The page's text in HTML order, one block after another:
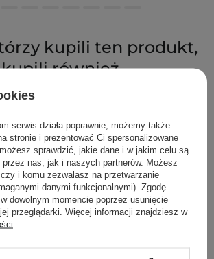
kupili ten produkt,
kupili również
serwis działa poprawnie; możemy także
stronie i prezentować Ci spersonalizowane
sprawdzić, jakie dane i w jakim celu są
przez nas, jak i naszych partnerów. Możesz
i komu zezwalasz na przetwarzanie
danymi funkcjonalnymi). Zgodę
dowolnym momencie poprzez usunięcie
przeglądarki. Więcej informacji znajdziesz w